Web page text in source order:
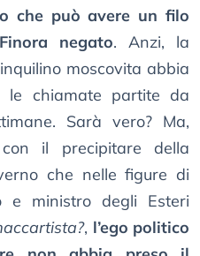
che può avere un filo
negato. Anzi, la
moscovita abbia
le chiamate partite da
Sarà vero? Ma,
il precipitare della
che nelle figure di
e ministro degli Esteri
, l’ego politico